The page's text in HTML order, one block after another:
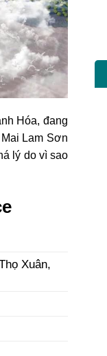
Hóa, đang
Lam Sơn
lý do vì sao
Xuân,